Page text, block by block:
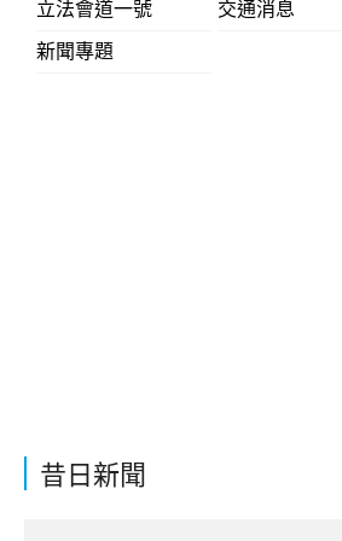
立法會道一號
交通消息
新聞專題
昔日新聞